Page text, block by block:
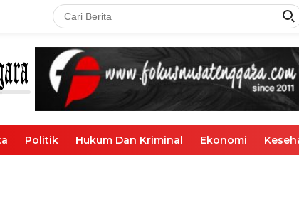
Politik Hukum Dan Kriminal Ekonomi